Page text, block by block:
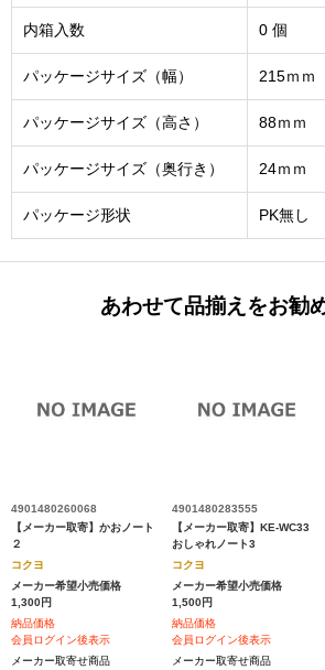
内箱入数 0 個
パッケージサイズ（幅） 215ｍｍ
パッケージサイズ（高さ） 88ｍｍ
パッケージサイズ（奥行き） 24ｍｍ
パッケージ形状 PK無し
あわせて品揃えをお勧
4901480260068
【メーカー取寄】かおノート
２
コクヨ
メーカー希望小売価格
1,300円
納品価格
会員ログイン後表示
メーカー取寄せ商品
4901480283555
【メーカー取寄】KE-WC33
おしゃれノート3
コクヨ
メーカー希望小売価格
1,500円
納品価格
会員ログイン後表示
メーカー取寄せ商品